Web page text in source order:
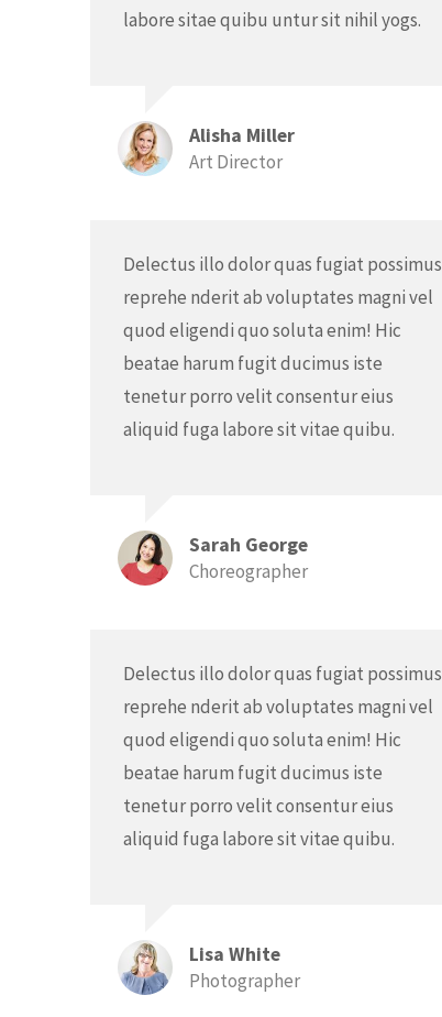
labore sitae quibu untur sit nihil yogs.
Alisha Miller
Art Director
Delectus illo dolor quas fugiat possimus
reprehe nderit ab voluptates magni vel
quod eligendi quo soluta enim! Hic
beatae harum fugit ducimus iste
tenetur porro velit consentur eius
aliquid fuga labore sit vitae quibu.
Sarah George
Choreographer
Delectus illo dolor quas fugiat possimus
reprehe nderit ab voluptates magni vel
quod eligendi quo soluta enim! Hic
beatae harum fugit ducimus iste
tenetur porro velit consentur eius
aliquid fuga labore sit vitae quibu.
Lisa White
Photographer